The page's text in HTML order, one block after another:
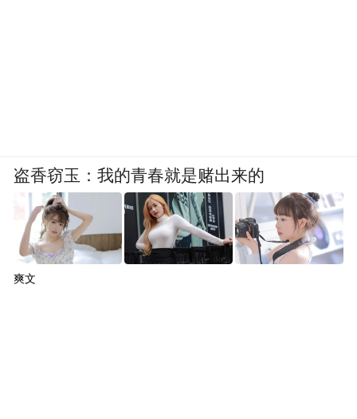
盗香窃玉：我的青春就是赌出来的
爽文